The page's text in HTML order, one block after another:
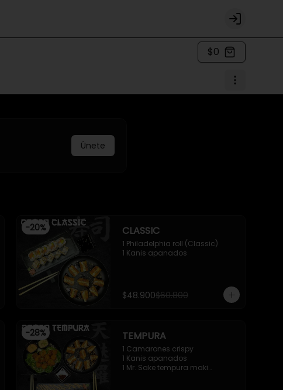
Login
$0
Únete
-20% CLASSIC
1 Philadelphia roll (Classic)
1 Kanis apanados
$48.900$60.800
-28% TEMPURA
1 Camarones crispy
1 Kanis apanados
1 Mr. Sake tempura maki